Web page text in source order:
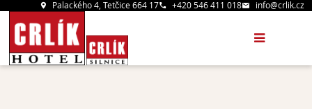
Palackého 4, Tetčice 664 17 +420 546 411 018 info@crlik.cz